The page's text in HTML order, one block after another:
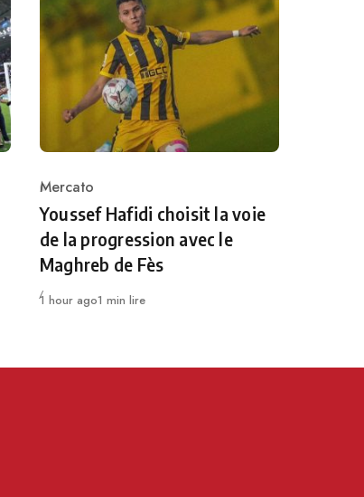
Category
Mercato
Youssef Hafidi choisit la voie
de la progression avec le
Maghreb de Fès
Publié
1 hour ago1 min lire